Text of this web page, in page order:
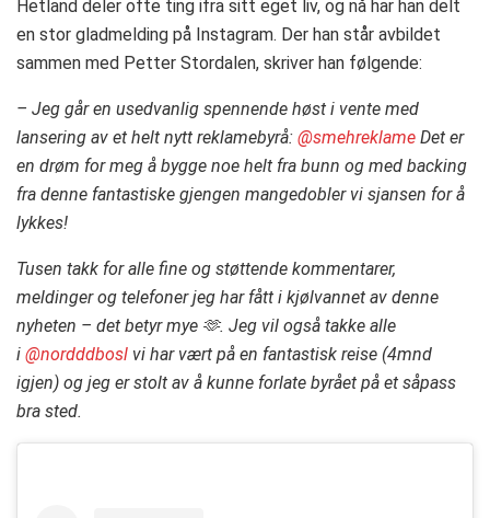
Hetland deler ofte ting ifra sitt eget liv, og nå har han delt
en stor gladmelding på Instagram. Der han står avbildet
sammen med Petter Stordalen, skriver han følgende:
– Jeg går en usedvanlig spennende høst i vente med
lansering av et helt nytt reklamebyrå: @smehreklame Det er
en drøm for meg å bygge noe helt fra bunn og med backing
fra denne fantastiske gjengen mangedobler vi sjansen for å
lykkes!
Tusen takk for alle fine og støttende kommentarer,
meldinger og telefoner jeg har fått i kjølvannet av denne
nyheten – det betyr mye 🫶. Jeg vil også takke alle
i @nordddbosl vi har vært på en fantastisk reise (4mnd
igjen) og jeg er stolt av å kunne forlate byrået på et såpass
bra sted.